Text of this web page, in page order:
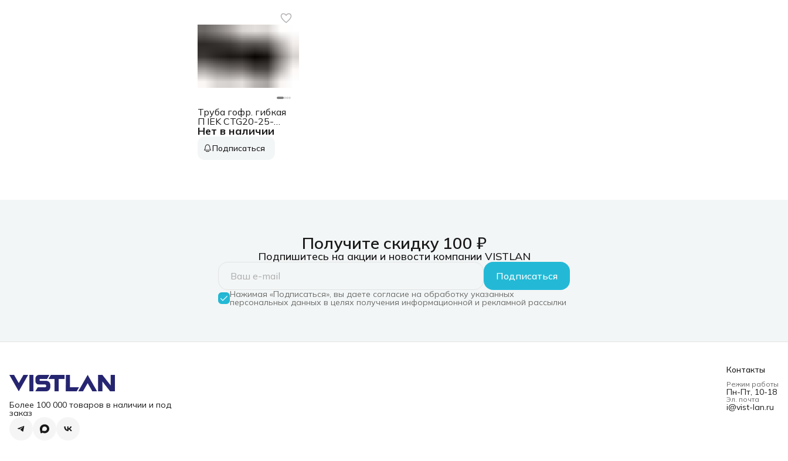
Нет в наличии
Труба гофр. гибкая
П IEK CTG20-25-
K02-025-1
протяжкой 25м
Подписаться
Получите скидку 100 ₽
Подпишитесь на акции и новости компании VISTLAN
Подписаться
Нажимая «Подписаться», вы даете согласие на обработку указанных
персональных данных в целях получения информационной и рекламной рассылки
Более 100 000 товаров в наличии и под
заказ
Контакты
Режим работы
Пн-Пт, 10-18
Эл. почта
i@vist-lan.ru